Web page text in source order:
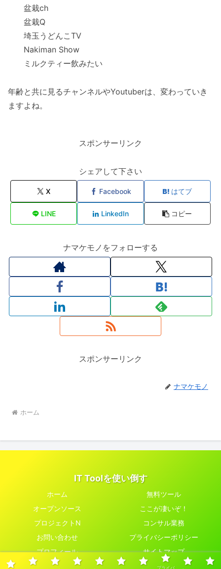
盆栽ch
盆栽Q
埼玉うどんこTV
Nakiman Show
ミルクティー飲みたい
年齢と共に見るチャンネルやYoutuberは、変わっていき
ますよね。
スポンサーリンク
シェアして下さい
X Facebook はてブ
LINE LinkedIn コピー
ナマケモノをフォローする
スポンサーリンク
ナマケモノ
ホーム
IT Toolを使い倒す
ホーム
無料ツール
オープンソース
ここが凄いぞ！
プロジェクトN
コンサル業務
お問い合わせ
プライバシーポリシー
プロフィール
サイトマップ
プライバ